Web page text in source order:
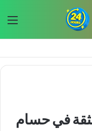
في حسام